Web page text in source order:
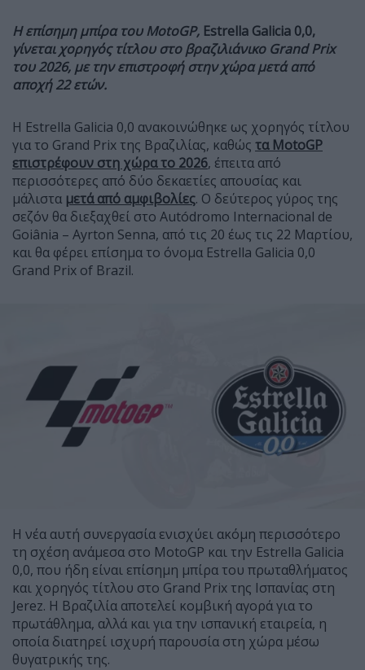
Η επίσημη μπίρα του MotoGP, Estrella Galicia 0,0,
γίνεται χορηγός τίτλου στο βραζιλιάνικο GrandPrix
του 2026, με την επιστροφή στην χώρα μετά από
αποχή 22 ετών.
Η Estrella Galicia 0,0 ανακοινώθηκε ως χορηγός τίτλου
για το Grand Prix της Βραζιλίας, καθώς τα MotoGP
επιστρέφουν στη χώρα το 2026, έπειτα από
περισσότερες από δύο δεκαετίες απουσίας και
μάλιστα μετά από αμφιβολίες. Ο δεύτερος γύρος της
σεζόν θα διεξαχθεί στο Autódromo Internacional de
Goiânia – Ayrton Senna, από τις 20 έως τις 22 Μαρτίου,
και θα φέρει επίσημα το όνομα Estrella Galicia 0,0
Grand Prix of Brazil.
Η νέα αυτή συνεργασία ενισχύει ακόμη περισσότερο
τη σχέση ανάμεσα στο MotoGP και την Estrella Galicia
0,0, που ήδη είναι επίσημη μπίρα του πρωταθλήματος
και χορηγός τίτλου στο Grand Prix της Ισπανίας στη
Jerez. Η Βραζιλία αποτελεί κομβική αγορά για το
πρωτάθλημα, αλλά και για την ισπανική εταιρεία, η
οποία διατηρεί ισχυρή παρουσία στη χώρα μέσω
θυγατρικής της.